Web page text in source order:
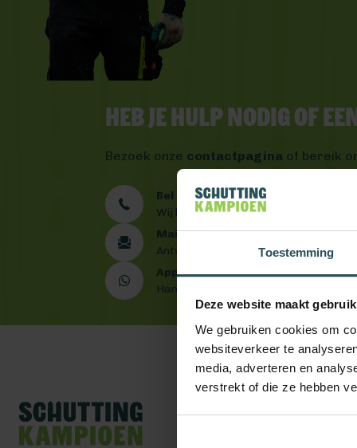
Toestemming
Deze website maakt
We gebruiken cookies om
websiteverkeer te
media, adverteren en
verstrekt of die ze hebben
Heb je hulp nodig of
Bezoek onze contactpagina of bereik
Bel ons 0492 - 313 008
Wij helpen je graag verder
Mail ons
Antwoord binnen één werkdag
App ons
Handig toch?